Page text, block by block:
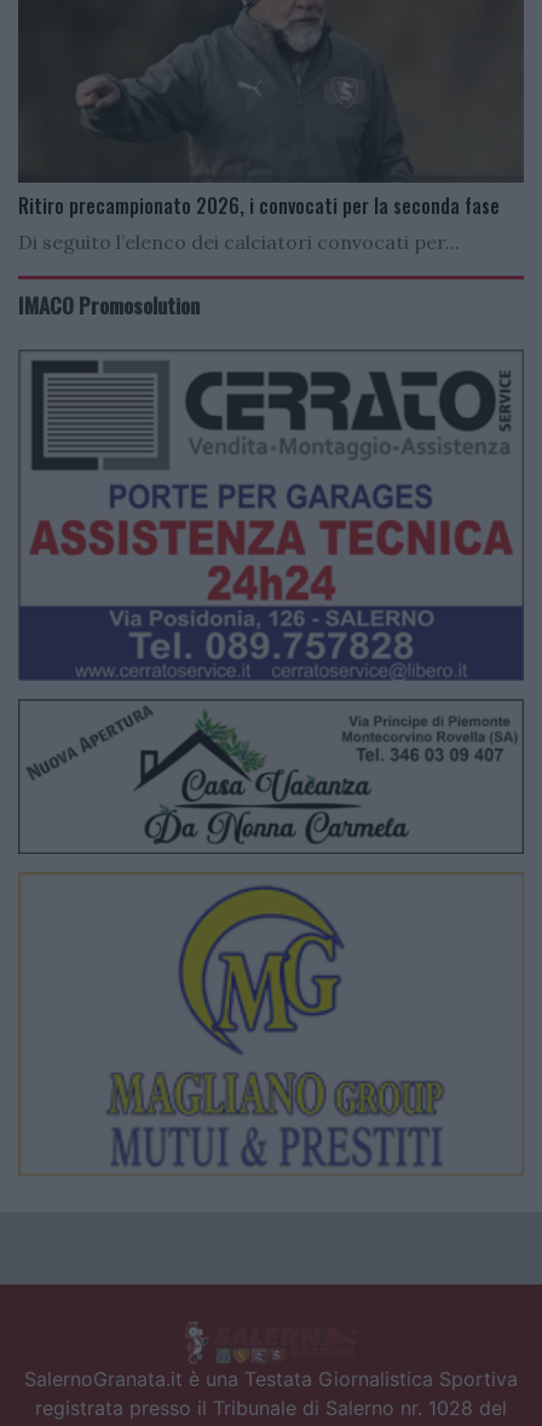
Ritiro precampionato 2026, i convocati per la seconda fase
Di seguito l’elenco dei calciatori convocati per...
IMACO Promosolution
SalernoGranata.it è una Testata Giornalistica Sportiva
registrata presso il Tribunale di Salerno nr. 1028 del